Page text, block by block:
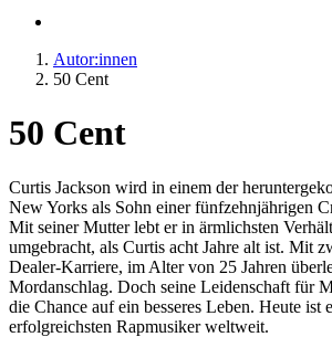
Autor:innen
50 Cent
50 Cent
Curtis Jackson wird in einem der
New Yorks als Sohn einer fünfzehnjährigen
Mit seiner Mutter lebt er in ärmlichsten
umgebracht, als Curtis acht Jahre alt ist. Mit
Dealer-Karriere, im Alter von 25 Jahren
Mordanschlag. Doch seine Leidenschaft für
die Chance auf ein besseres Leben. Heute ist
erfolgreichsten Rapmusiker weltweit.